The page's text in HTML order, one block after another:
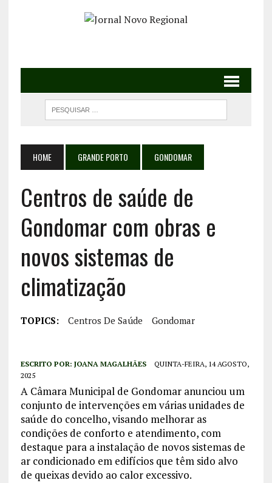
HOME GRANDE PORTO GONDOMAR
Centros de saúde de
Gondomar com obras e
novos sistemas de
climatização
TOPICS: Centros De Saúde Gondomar
ESCRITO POR: JOANA MAGALHÃES
QUINTA-FEIRA, 14 AGOSTO,
2025
A Câmara Municipal de Gondomar anunciou um
conjunto de intervenções em várias unidades de
saúde do concelho, visando melhorar as
condições de conforto e atendimento, com
destaque para a instalação de novos sistemas de
ar condicionado em edifícios que têm sido alvo
de queixas devido ao calor excessivo.